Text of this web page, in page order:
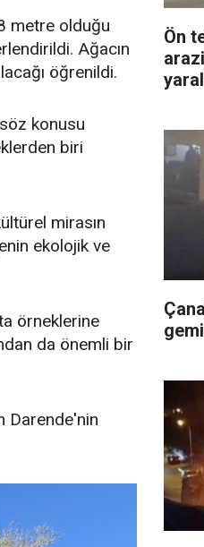
metre olduğu
Ağacın
öğrenildi.
konusu
biri
mirasın
ekolojik ve
örneklerine
da önemli bir
Darende'nin
Ön